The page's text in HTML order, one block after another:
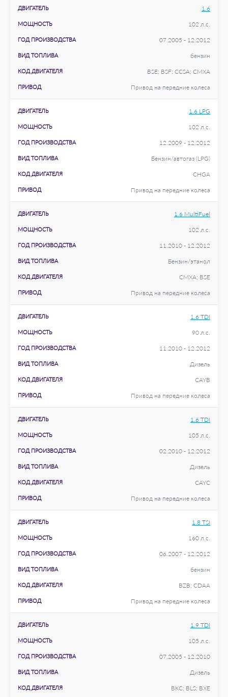
ДВИГАТЕЛЬ 1.6
МОЩНОСТЬ 102 л.с.
ГОД ПРОИЗВОДСТВА 07.2005 - 12.2012
ВИД ТОПЛИВА бензин
КОД ДВИГАТЕЛЯ BSE; BSF; CCSA; CMXA
ПРИВОД Привод на передние колеса
ДВИГАТЕЛЬ 1.6 LPG
МОЩНОСТЬ 102 л.с.
ГОД ПРОИЗВОДСТВА 12.2009 - 12.2012
ВИД ТОПЛИВА Бензин/автогаз (LPG)
КОД ДВИГАТЕЛЯ CHGA
ПРИВОД Привод на передние колеса
ДВИГАТЕЛЬ 1.6 MultiFuel
МОЩНОСТЬ 102 л.с.
ГОД ПРОИЗВОДСТВА 11.2010 - 12.2012
ВИД ТОПЛИВА Бензин/этанол
КОД ДВИГАТЕЛЯ CMXA; BSE
ПРИВОД Привод на передние колеса
ДВИГАТЕЛЬ 1.6 TDI
МОЩНОСТЬ 90 л.с.
ГОД ПРОИЗВОДСТВА 11.2010 - 12.2012
ВИД ТОПЛИВА Дизель
КОД ДВИГАТЕЛЯ CAYB
ПРИВОД Привод на передние колеса
ДВИГАТЕЛЬ 1.6 TDI
МОЩНОСТЬ 105 л.с.
ГОД ПРОИЗВОДСТВА 02.2010 - 12.2012
ВИД ТОПЛИВА Дизель
КОД ДВИГАТЕЛЯ CAYC
ПРИВОД Привод на передние колеса
ДВИГАТЕЛЬ 1.8 TSI
МОЩНОСТЬ 160 л.с.
ГОД ПРОИЗВОДСТВА 06.2007 - 12.2012
ВИД ТОПЛИВА бензин
КОД ДВИГАТЕЛЯ BZB; CDAA
ПРИВОД Привод на передние колеса
ДВИГАТЕЛЬ 1.9 TDI
МОЩНОСТЬ 105 л.с.
ГОД ПРОИЗВОДСТВА 07.2005 - 12.2010
ВИД ТОПЛИВА Дизель
КОД ДВИГАТЕЛЯ BKC; BLS; BXE